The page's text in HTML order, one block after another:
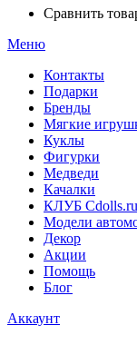
Сравнить
Меню
Контакты
Подарки
Бренды
Мягкие
Куклы
Фигурки
Медведи
Качалки
КЛУБ Cdolls.ru
Модели
Декор
Акции
Помощь
Блог
Аккаунт